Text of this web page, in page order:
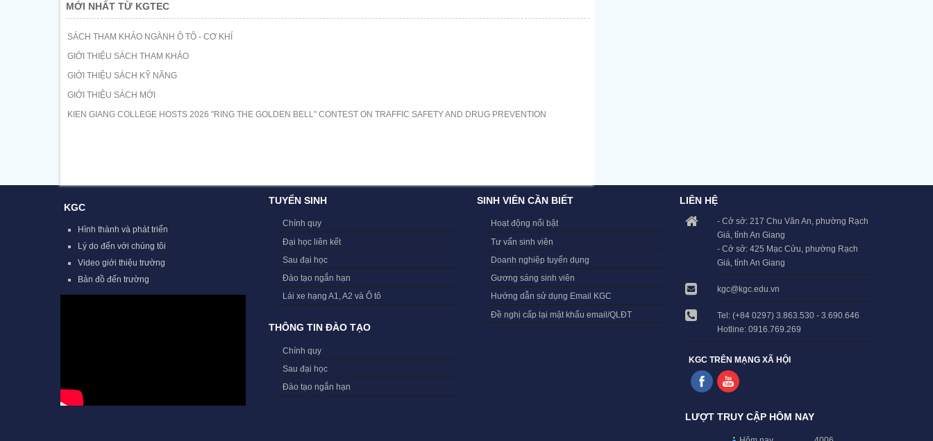
MỚI NHẤT TỪ KGTEC
SÁCH THAM KHẢO NGÀNH Ô TÔ - CƠ KHÍ
GIỚI THIỆU SÁCH THAM KHẢO
GIỚI THIỆU SÁCH KỸ NĂNG
GIỚI THIỆU SÁCH MỚI
KIEN GIANG COLLEGE HOSTS 2026 "RING THE GOLDEN BELL" CONTEST ON TRAFFIC SAFETY AND DRUG PREVENTION
KGC
Hình thành và phát triển
Lý do đến với chúng tôi
Video giới thiệu trường
Bản đồ đến trường
TUYỂN SINH
Chính quy
Đại học liên kết
Sau đại học
Đào tạo ngắn hạn
Lái xe hạng A1, A2 và Ô tô
THÔNG TIN ĐÀO TẠO
Chính quy
Sau đại học
Đào tạo ngắn hạn
SINH VIÊN CẦN BIẾT
Hoạt động nổi bật
Tư vấn sinh viên
Doanh nghiệp tuyển dụng
Gương sáng sinh viên
Hướng dẫn sử dụng Email KGC
Đề nghị cấp lại mật khẩu email/QLĐT
LIÊN HỆ
- Cở sở: 217 Chu Văn An, phường Rạch
Giá, tỉnh An Giang
- Cở sở: 425 Mạc Cửu, phường Rạch
Giá, tỉnh An Giang
kgc@kgc.edu.vn
Tel: (+84 0297) 3.863.530 - 3.690.646
Hotline: 0916.769.269
KGC TRÊN MẠNG XÃ HỘI
LƯỢT TRUY CẬP HÔM NAY